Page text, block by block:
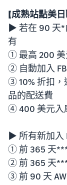
【成熟站點美日
▶ 若在 90 天*
有
① 最高 200 美
② 自動加入
③ 10% 折扣，
品的配送費
④ 400 美元入
▶ 所有新加入
① 前 365 天
② 前 365 天
③ 前 90 天